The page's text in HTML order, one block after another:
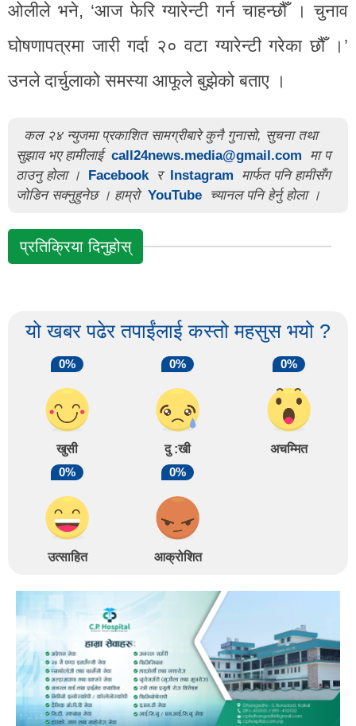
ओलीले भने, ‘आज फेरि ग्यारेन्टी गर्न चाहन्छौँ । चुनाव
घोषणापत्रमा जारी गर्दा २० वटा ग्यारेन्टी गरेका छौँ ।’
उनले दार्चुलाको समस्या आफूले बुझेको बताए ।
कल २४ न्युजमा प्रकाशित सामग्रीबारे कुनै गुनासो, सुचना तथा
सुझाव भए हामीलाई call24news.media@gmail.com
मा प
ठाउनु होला ।
Facebook र Instagram
मार्फत पनि हामीसँग
जोडिन सक्नुहुनेछ । हाम्रो YouTube च्यानल पनि हेर्नु होला ।
प्रतिक्रिया दिनुहोस्
यो खबर पढेर तपाईंलाई कस्तो महसुस भयो ?
0%
खुसी
0%
दु :खी
0%
अचम्मित
0%
उत्साहित
0%
आक्रोशित